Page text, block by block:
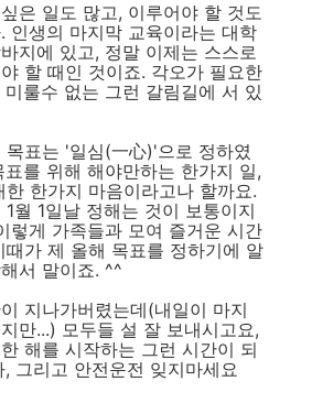
은 일도 많고, 이루어야 할 것도
인생의 마지막 교육이라는 대학
지에 있고, 정말 이제는 스스로
할 때인 것이죠. 각오가 필요한
룰수 없는 그런 갈림길에 서 있
표는 '일심(一心)'으로 정하였
를 위해 해야만하는 한가지 일,
한가지 마음이라고나 할까요.
월 1일날 정해는 것이 보통이지
렇게 가족들과 모여 즐거운 시간
때가 제 올해 목표를 정하기에 알
서 말이죠. ^^
지나가버렸는데(내일이 마지
만...) 모두들 설 잘 보내시고요,
해를 시작하는 그런 시간이 되
그리고 안전운전 잊지마세요